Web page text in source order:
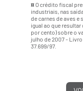
¤O crédito fiscal
industriais, nas
de carnes de aves
igual ao que
por cento) sobre o
julho de 2007 - Livro
37.699/97.